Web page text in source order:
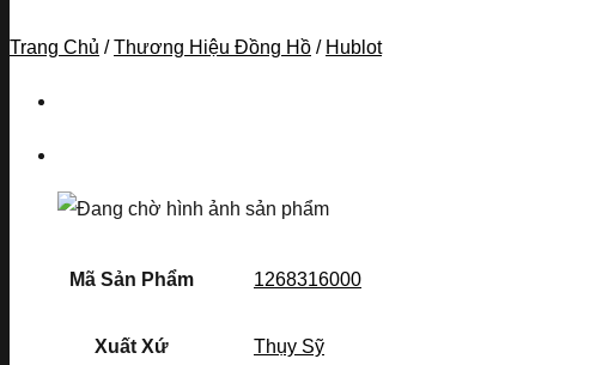
Trang Chủ / Thương Hiệu Đồng Hồ / Hublot
Mã Sản Phẩm 1268316000
Xuất Xứ Thụy Sỹ